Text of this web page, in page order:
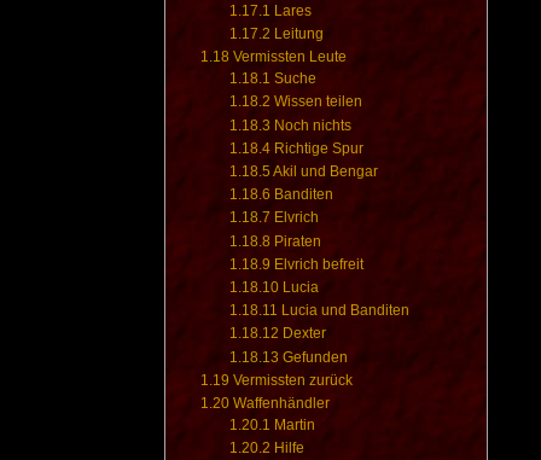
1.17.1 Lares
1.17.2 Leitung
1.18 Vermissten Leute
1.18.1 Suche
1.18.2 Wissen teilen
1.18.3 Noch nichts
1.18.4 Richtige Spur
1.18.5Akil und Bengar
1.18.6 Banditen
1.18.7 Elvrich
1.18.8 Piraten
1.18.9 Elvrich befreit
1.18.10 Lucia
1.18.11 Lucia und Banditen
1.18.12 Dexter
1.18.13 Gefunden
1.19 Vermissten zurück
1.20 Waffenhändler
1.20.1 Martin
1.20.2 Hilfe